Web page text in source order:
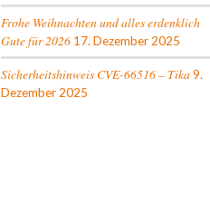
Frohe Weihnachten und alles erdenklich
Gute für 2026 17. Dezember 2025
Sicherheitshinweis CVE-66516 – Tika9.
Dezember 2025